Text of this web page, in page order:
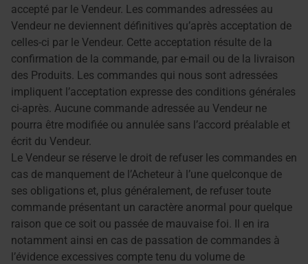
accepté par le Vendeur. Les commandes adressées au
Vendeur ne deviennent définitives qu’après acceptation de
celles-ci par le Vendeur. Cette acceptation résulte de la
confirmation de la commande, par e-mail ou de la livraison
des Produits. Les commandes qui nous sont adressées
impliquent l’acceptation expresse des conditions générales
ci-après. Aucune commande adressée au Vendeur ne
pourra être modifiée ou annulée sans l’accord préalable et
écrit du Vendeur.
Le Vendeur se réserve le droit de refuser les commandes en
cas de manquement de l’Acheteur à l’une quelconque de
ses obligations et, plus généralement, de refuser toute
commande présentant un caractère anormal pour quelque
raison que ce soit ou passée de mauvaise foi. Il en ira
notamment ainsi en cas de passation de commandes à
l’évidence excessives compte tenu du volume de